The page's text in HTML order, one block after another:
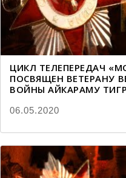
ЦИКЛ ТЕЛЕПЕРЕДАЧ
ПОСВЯЩЕН ВЕТЕРАНУ
ВОЙНЫ АЙКАРАМУ
06.05.2020